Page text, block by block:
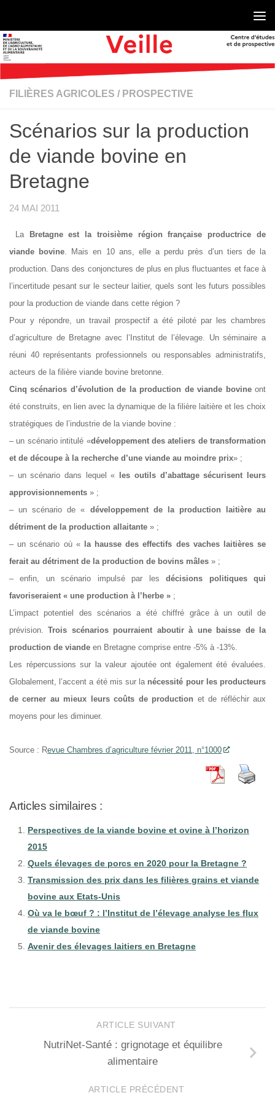
FILIÈRES AGRICOLES / PROSPECTIVE
Scénarios sur la production
de viande bovine en
Bretagne
24 MAI 2011
La
Bretagne est la troisième région française productrice de
viande bovine. Mais en 10 ans, elle a perdu près d’un tiers de la
production. Dans des conjonctures de plus en plus fluctuantes et face à
l’incertitude pesant sur le secteur laitier, quels sont les futurs possibles
pour la production de viande dans cette région ?
Pour y répondre, un travail prospectif a été piloté par les chambres
d’agriculture de Bretagne avec l’Institut de l’élevage. Un séminaire a
réuni 40 représentants professionnels ou responsables administratifs,
acteurs de la filière viande bovine bretonne.
Cinq scénarios d’évolution de la production de viande bovineont
été construits, en lien avec la dynamique de la filière laitière et les choix
stratégiques de l’industrie de la viande bovine :
– un scénario intitulé «développement des ateliers de transformation
et de découpe à la recherche d’une viande au moindre prix» ;
– un scénario dans lequel «
les outils d’abattage sécurisent leurs
approvisionnements » ;
– un scénario de « développement de la production laitière au
détriment de la production allaitante » ;
– un scénario où «
la hausse des effectifs des vaches laitières se
ferait au détriment de la production de bovins mâles » ;
– enfin, un scénario impulsé par lesdécisions politiques qui
favoriseraient « une production à l’herbe » ;
L’impact potentiel des scénarios a été chiffré grâce à un outil de
prévision.Trois scénarios pourraient aboutir à une baisse de la
production de viande en Bretagne comprise entre -5% à -13%.
Les répercussions sur la valeur ajoutée ont également été évaluées.
Globalement, l’accent a été mis sur la nécessité pour les producteurs
de cerner au mieux leurs coûts de production et de réfléchir aux
moyens pour les diminuer.
Source : Revue Chambres d’agriculture février 2011, n°1000
Articles similaires :
Perspectives de la viande bovine et ovine à l’horizon
2015
Quels élevages de porcs en 2020 pour la Bretagne ?
Transmission des prix dans les filières grains et viande
bovine aux Etats-Unis
Où va le bœuf ? : l’Institut de l’élevage analyse les flux
de viande bovine
Avenir des élevages laitiers en Bretagne
ARTICLE SUIVANT
NutriNet-Santé : grignotage et équilibre
alimentaire
ARTICLE PRÉCÉDENT